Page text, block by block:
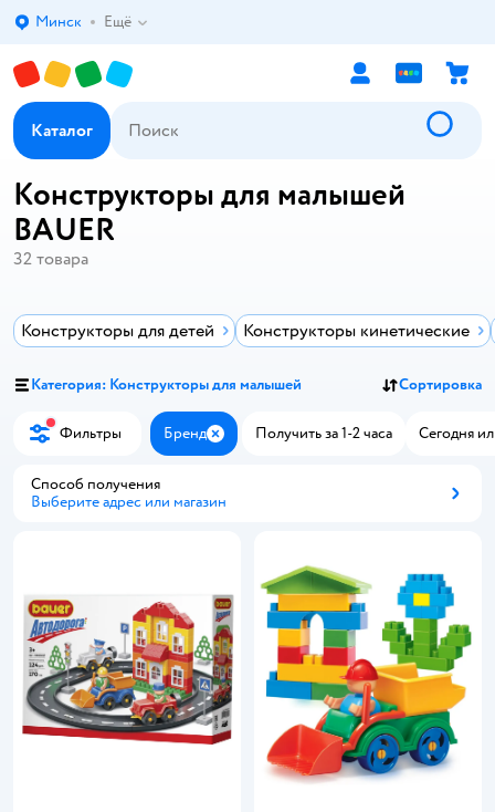
Выбор адреса доставки.
Минск Ещё
Каталог
Конструкторы для малышей
BAUER
32 товара
Конструкторы для детей Конструкторы кинетические
Категория: Конструкторы для малышей Сортировка
Фильтры Бренд ЗакрытьПолучить за 1-2 часа Сегодня
Способ получения
Выберите адрес или магазин